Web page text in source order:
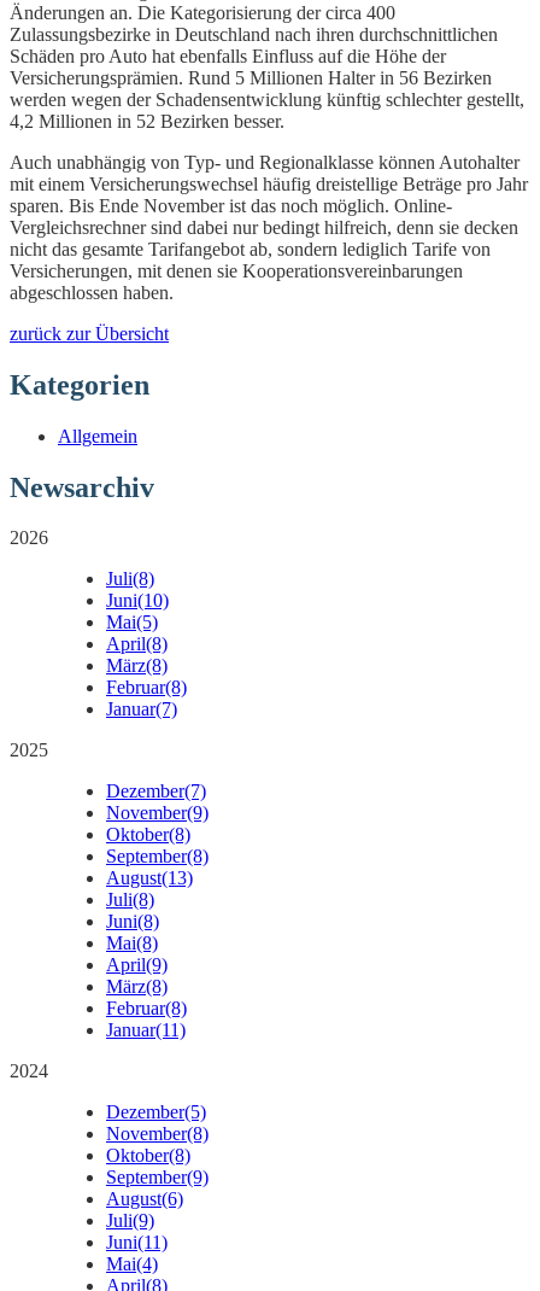
Änderungen an. Die Kategorisierung der circa 400
Zulassungsbezirke in Deutschland nach ihren durchschnittlichen
Schäden pro Auto hat ebenfalls Einfluss auf die Höhe der
Versicherungsprämien. Rund 5 Millionen Halter in 56 Bezirken
werden wegen der Schadensentwicklung künftig schlechter gestellt,
4,2 Millionen in 52 Bezirken besser.
Auch unabhängig von Typ- und Regionalklasse können Autohalter
mit einem Versicherungswechsel häufig dreistellige Beträge pro Jahr
sparen. Bis Ende November ist das noch möglich. Online-
Vergleichsrechner sind dabei nur bedingt hilfreich, denn sie decken
nicht das gesamte Tarifangebot ab, sondern lediglich Tarife von
Versicherungen, mit denen sie Kooperationsvereinbarungen
abgeschlossen haben.
zurück zur Übersicht
Kategorien
Allgemein
Newsarchiv
2026
Juli(8)
Juni(10)
Mai(5)
April(8)
März(8)
Februar(8)
Januar(7)
2025
Dezember(7)
November(9)
Oktober(8)
September(8)
August(13)
Juli(8)
Juni(8)
Mai(8)
April(9)
März(8)
Februar(8)
Januar(11)
2024
Dezember(5)
November(8)
Oktober(8)
September(9)
August(6)
Juli(9)
Juni(11)
Mai(4)
April(8)